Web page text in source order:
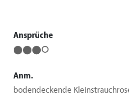
Ansprüche
⬤⬤⬤⭘
Anm.
bodendeckende